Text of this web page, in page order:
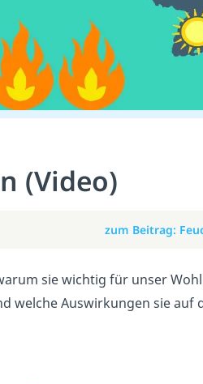
(Video)
zum Beitrag:
sie wichtig für unser
welche Auswirkungen sie auf